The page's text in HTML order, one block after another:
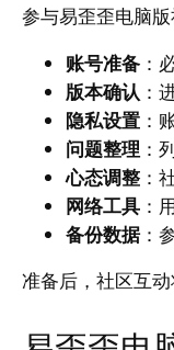
参与易歪歪电脑
账号准备 ：
版本确认 ：
隐私设置 ：
问题整理 ：
心态调整 ：
网络工具 ：
备份数据：
准备后，社区互动